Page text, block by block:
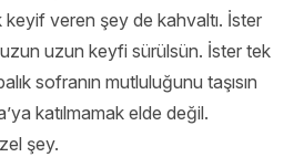
veren şey de kahvaltı. İster
uzun keyfi sürülsün. İster tek
sofranın mutluluğunu taşısın
katılmamak elde değil.
şey.